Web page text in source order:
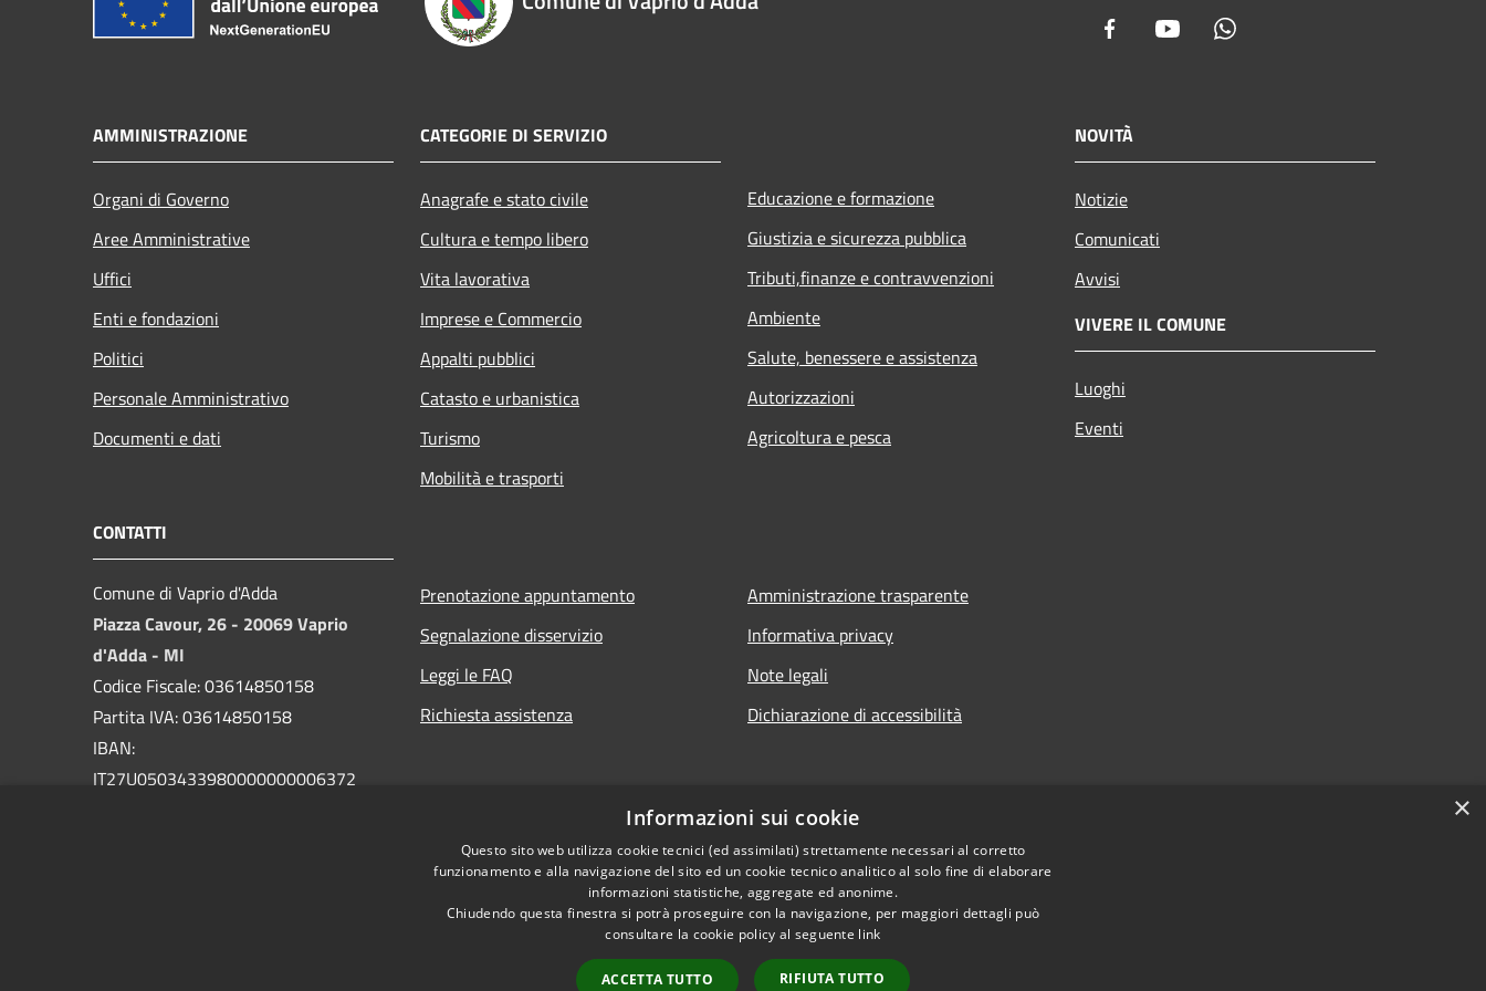
Facebook Youtube
AMMINISTRAZIONE
Organi di Governo
Aree Amministrative
Uffici
Enti e fondazioni
Politici
Personale Amministrativo
Documenti e dati
CATEGORIE DI SERVIZIO
Anagrafe e stato civile
Cultura e tempo libero
Vita lavorativa
Imprese e Commercio
Appalti pubblici
Catasto e urbanistica
Turismo
Mobilità e trasporti
Educazione e formazione
Giustizia e sicurezza pubblica
Tributi,finanze e contravvenzioni
Ambiente
Salute, benessere e assistenza
Autorizzazioni
Agricoltura e pesca
NOVITÀ
Notizie
Comunicati
Avvisi
VIVERE IL COMUNE
Luoghi
Eventi
CONTATTI
Comune di Vaprio d'Adda
Piazza Cavour, 26 - 20069 Vaprio
d'Adda - MI
Codice Fiscale: 03614850158
Partita IVA: 03614850158
IBAN:
IT27U0503433980000000006372
Prenotazione appuntamento
Segnalazione disservizio
Leggi le FAQ
Richiesta assistenza
Amministrazione trasparente
Informativa privacy
Note legali
Dichiarazione di accessibilità
×
Informazioni sui cookie
Questo sito web utilizza cookie tecnici (ed assimilati) strettamente necessari al corretto
funzionamento e alla navigazione del sito ed un cookie tecnico analitico al solo fine di elaborare
informazioni statistiche, aggregate ed anonime.
Chiudendo questa finestra si potrà proseguire con la navigazione, per maggiori dettagli può
consultare la cookie policy al seguente link
ACCETTA TUTTO RIFIUTA TUTTO